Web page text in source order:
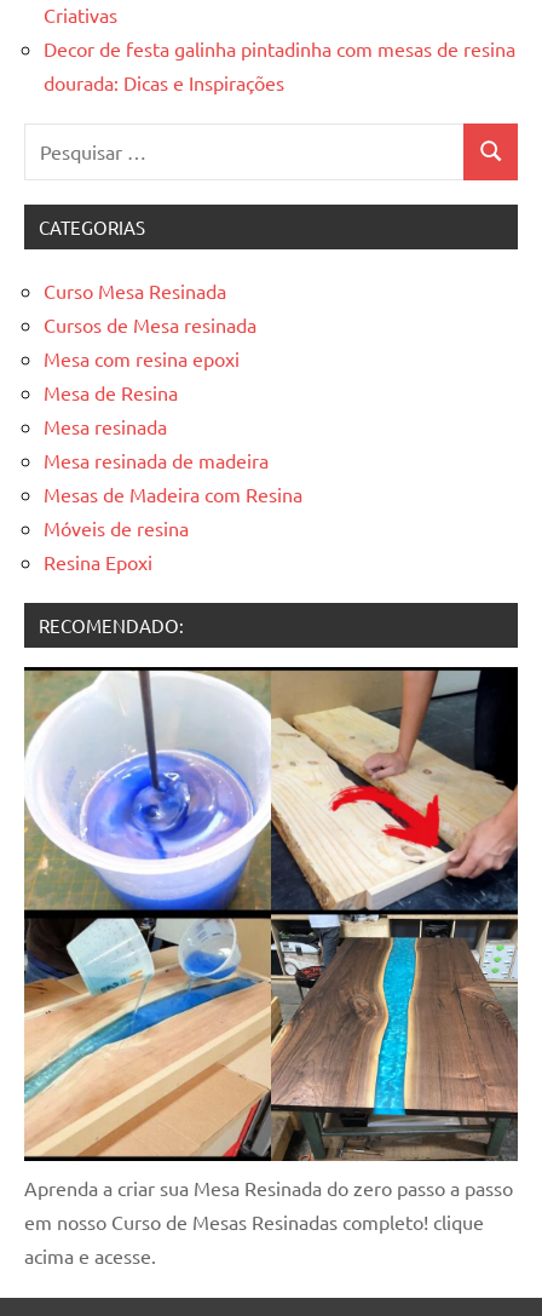
Criativas
Decor de festa galinha pintadinha com mesas de resina
dourada: Dicas e Inspirações
CATEGORIAS
Curso Mesa Resinada
Cursos de Mesa resinada
Mesa com resina epoxi
Mesa de Resina
Mesa resinada
Mesa resinada de madeira
Mesas de Madeira com Resina
Móveis de resina
Resina Epoxi
RECOMENDADO:
Aprenda a criar sua Mesa Resinada do zero passo a passo
em nosso Curso de Mesas Resinadas completo! clique
acima e acesse.